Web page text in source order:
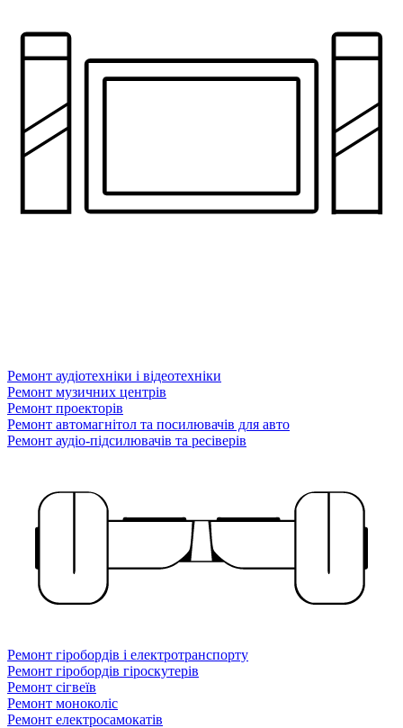
Ремонт аудіотехніки і відеотехніки
Ремонт музичних центрів
Ремонт проекторів
Ремонт автомагнітол та посилювачів для авто
Ремонт аудіо-підсилювачів та ресіверів
Ремонт гіробордів і електротранспорту
Ремонт гіробордів гіроскутерів
Ремонт сігвеїв
Ремонт моноколіс
Ремонт електросамокатів